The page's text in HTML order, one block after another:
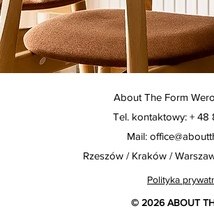
About The Form
Tel. kontaktowy: + 48
Mail:
Rzeszów / Kraków /
Polityka
© 2026 ABOUT